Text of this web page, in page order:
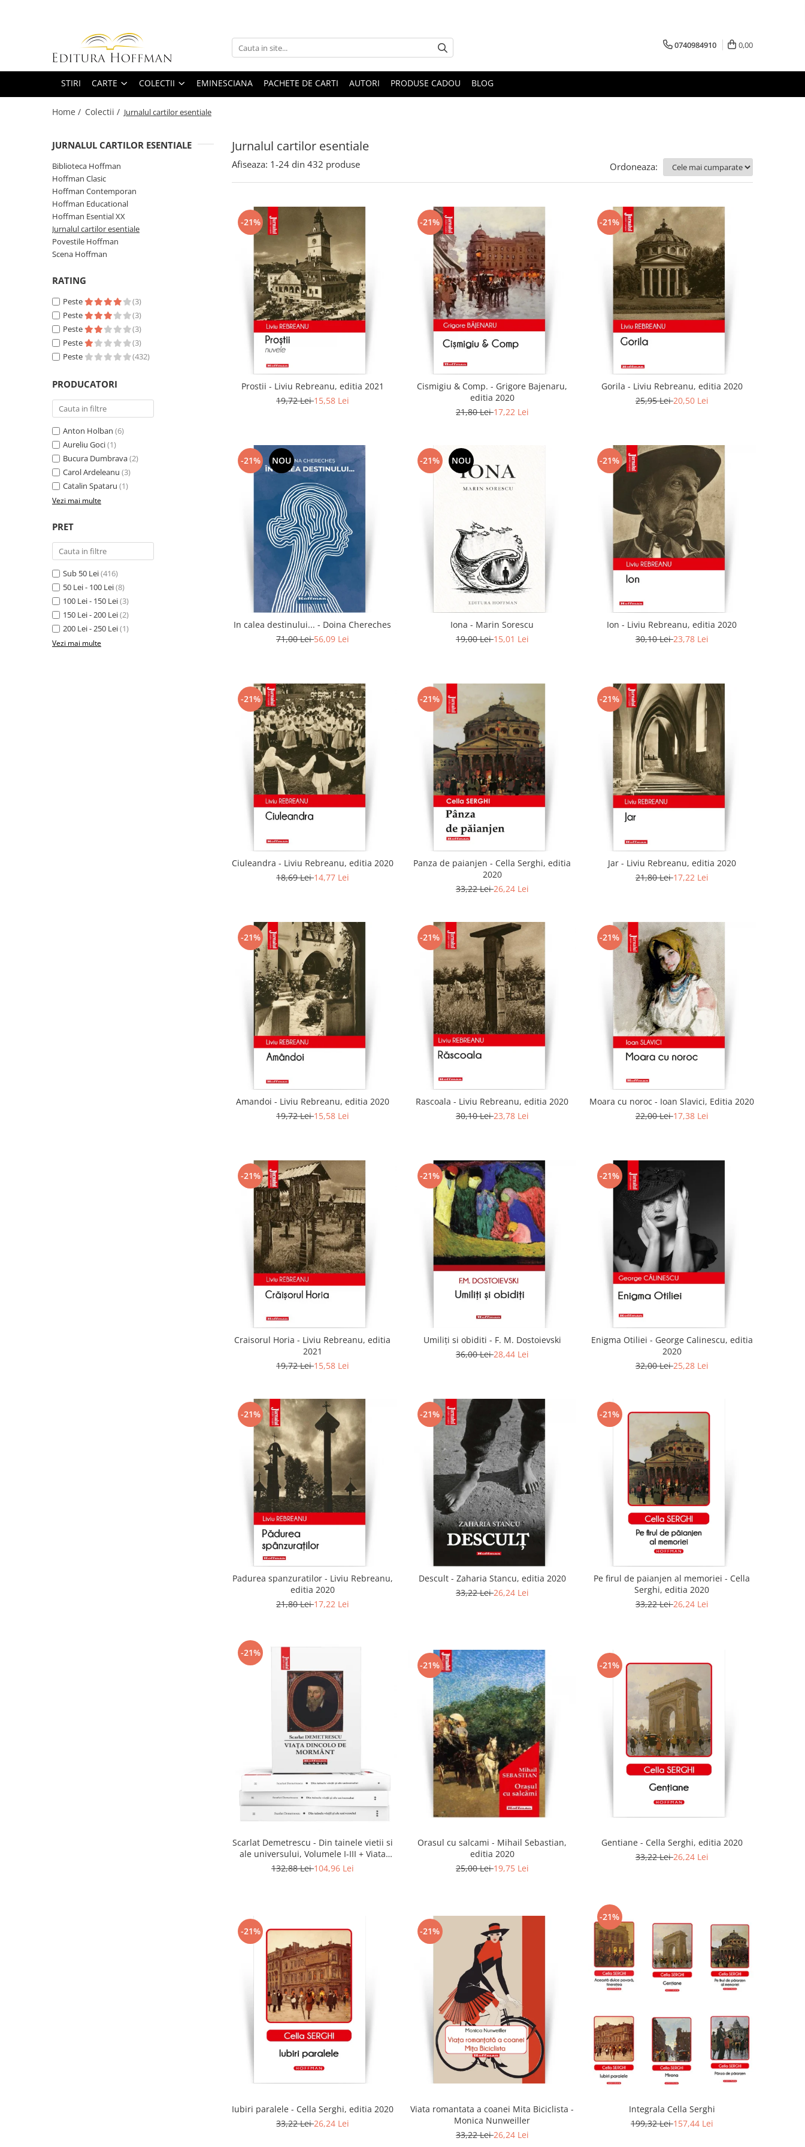
Bibliografie scolara
Carti pentru copii
Proza scurta
Satira, umor
Contemporana
Non-fictiune
Publicistica / Reportaje / Interviuri
Stiinte umaniste
Sociologie si filozofie
Biblioteca Hoffman
Hoffman Clasic
Povestile Hoffman
Scena Hoffman
0740984910 0,00
STIRI CARTE COLECTII EMINESCIANA PACHETE DE CARTI AUTORI PRODUSE CADOU BLOG
Home / Colectii / Jurnalul cartilor esentiale
Jurnalul cartilor esentiale
JURNALUL CARTILOR ESENTIALE
Biblioteca Hoffman
Hoffman Clasic
Hoffman Contemporan
Hoffman Educational
Hoffman Esential XX
Jurnalul cartilor esentiale
Povestile Hoffman
Scena Hoffman
RATING
Peste
(3)
Peste
(3)
Peste
(3)
Peste
(3)
Peste
(432)
PRODUCATORI
Anton Holban (6)
Aureliu Goci(1)
Bucura Dumbrava(2)
Carol Ardeleanu (3)
Catalin Spataru (1)
Vezi mai multe
PRET
Sub 50 Lei(416)
50 Lei - 100 Lei(8)
100 Lei - 150 Lei(3)
150 Lei - 200 Lei(2)
200 Lei - 250 Lei(1)
Vezi mai multe
Afiseaza: 1-24 din 432 produse Ordoneaza:
-21%
Prostii - Liviu Rebreanu, editia 2021
19,72 Lei15,58 Lei
-21%
Cismigiu & Comp. - Grigore Bajenaru,
editia 2020
21,80 Lei17,22 Lei
-21%
Gorila - Liviu Rebreanu, editia 2020
25,95 Lei20,50 Lei
-21% NOU
In calea destinului... - Doina Chereches
71,00 Lei56,09 Lei
-21% NOU
Iona - Marin Sorescu
19,00 Lei15,01 Lei
-21%
Ion - Liviu Rebreanu, editia 2020
30,10 Lei23,78 Lei
-21%
Ciuleandra - Liviu Rebreanu, editia 2020
18,69 Lei14,77 Lei
-21%
Panza de paianjen - Cella Serghi, editia
2020
33,22 Lei26,24 Lei
-21%
Jar - Liviu Rebreanu, editia 2020
21,80 Lei17,22 Lei
-21%
Amandoi - Liviu Rebreanu, editia 2020
19,72 Lei15,58 Lei
-21%
Rascoala - Liviu Rebreanu, editia 2020
30,10 Lei23,78 Lei
-21%
Moara cu noroc - Ioan Slavici, Editia 2020
22,00 Lei17,38 Lei
-21%
Craisorul Horia - Liviu Rebreanu, editia
2021
19,72 Lei15,58 Lei
-21%
Umiliți si obiditi - F. M. Dostoievski
36,00 Lei28,44 Lei
-21%
Enigma Otiliei - George Calinescu, editia
2020
32,00 Lei25,28 Lei
-21%
Padurea spanzuratilor - Liviu Rebreanu,
editia 2020
21,80 Lei17,22 Lei
-21%
Descult - Zaharia Stancu, editia 2020
33,22 Lei26,24 Lei
-21%
Pe firul de paianjen al memoriei - Cella
Serghi, editia 2020
33,22 Lei26,24 Lei
-21%
Scarlat Demetrescu - Din tainele vietii si
ale universului, Volumele I-III + Viata
dincolo de mormant
132,88 Lei104,96 Lei
-21%
Orasul cu salcami - Mihail Sebastian,
editia 2020
25,00 Lei19,75 Lei
-21%
Gentiane - Cella Serghi, editia 2020
33,22 Lei26,24 Lei
-21%
Iubiri paralele - Cella Serghi, editia 2020
33,22 Lei26,24 Lei
-21%
Viata romantata a coanei Mita Biciclista -
Monica Nunweiller
33,22 Lei26,24 Lei
-21%
Integrala Cella Serghi
199,32 Lei157,44 Lei